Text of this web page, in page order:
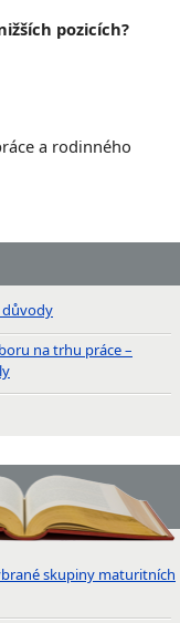
pozicích?
a rodinného
důvody
na trhu práce –
skupiny maturitních